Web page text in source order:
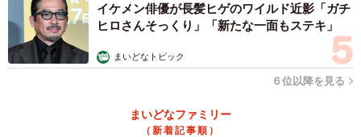
イケメン俳優が長髪ヒゲのワイルド近影「ガチ
ヒロさんそっくり」「新たな一面もステキ」
まいどなトピック
６位以降を見る
まいどなファミリー
（新着記事順）